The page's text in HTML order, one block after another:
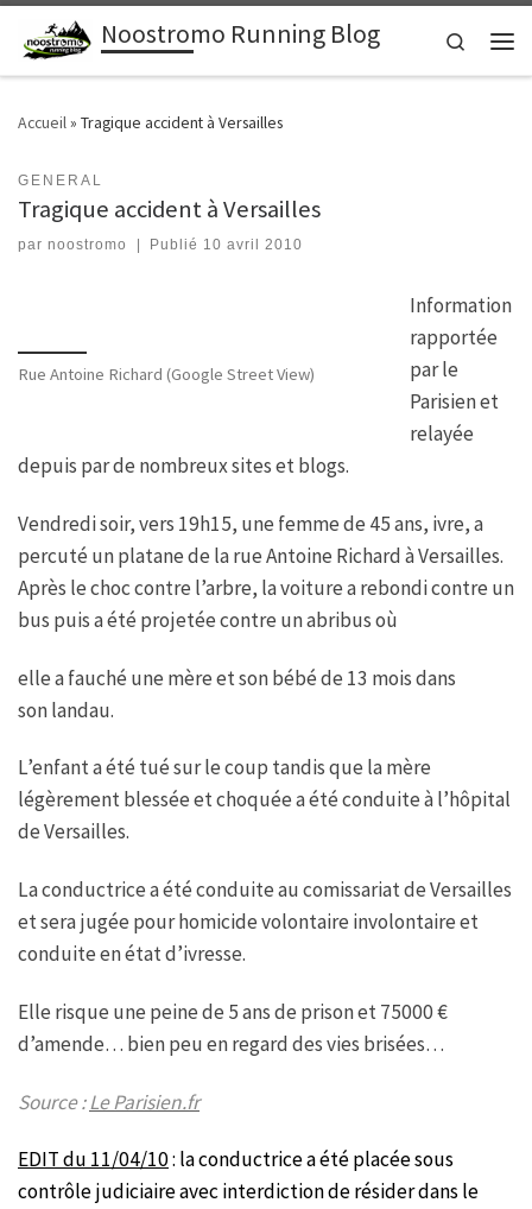
Passer au contenuNoostromo Running Blog
Search
Accueil» Tragique accident à Versailles
GENERAL
Tragique accident à Versailles
par noostromo Publié 10 avril 2010
Rue Antoine Richard (Google Street View)
Information
rapportée
par le
Parisien et
relayée
depuis par de nombreux sites et blogs.
Vendredi soir, vers 19h15, une femme de 45 ans, ivre, a
percuté un platane de la rue Antoine Richard à Versailles.
Après le choc contre l’arbre, la voiture a rebondi contre un
bus puis a été projetée contre un abribus où
elle a fauché une mère et son bébé de 13 mois dans
son landau.
L’enfant a été tué sur le coup tandis que la mère
légèrement blessée et choquée a été conduite à l’hôpital
de Versailles.
La conductrice a été conduite au comissariat de Versailles
et sera jugée pour homicide volontaire involontaire et
conduite en état d’ivresse.
Elle risque une peine de 5 ans de prison et 75000 €
d’amende… bien peu en regard des vies brisées…
Source :Le Parisien.fr
EDIT du 11/04/10: la conductrice a été placée sous
contrôle judiciaire avec interdiction de résider dans le